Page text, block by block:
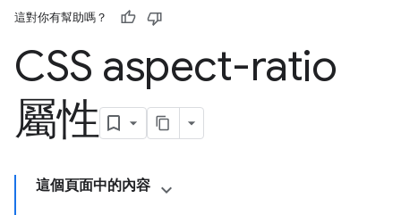
這對你有幫助嗎？
CSS aspect-ratio
屬性
這個頁面中的內容